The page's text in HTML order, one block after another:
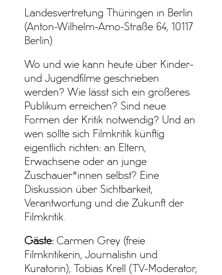
Landesvertretung Thüringen in Berlin
(Anton-Wilhelm-Amo-Straße 64, 10117
Berlin)
Wo und wie kann heute über Kinder-
und Jugendfilme geschrieben
werden? Wie lässt sich ein größeres
Publikum erreichen? Sind neue
Formen der Kritik notwendig? Und an
wen sollte sich Filmkritik künftig
eigentlich richten: an Eltern,
Erwachsene oder an junge
Zuschauer*innen selbst? Eine
Diskussion über Sichtbarkeit,
Verantwortung und die Zukunft der
Filmkritik.
Gäste: Carmen Grey (freie
Filmkritikerin, Journalistin und
Kuratorin), Tobias Krell (TV-Moderator,